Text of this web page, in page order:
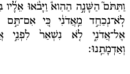
וַתִּתֹּם֮ הַשָּׁנָ֣ה הַהִוא֒ וַיָּבֹ֨אוּ אֵלָ֜יו
לֹֽא־נְכַחֵ֣ד מֵֽאֲדֹנִ֔י כִּ֚י
אֶל־אֲדֹנִ֑י לֹ֤א נִשְׁאַר֙ לִפְנֵ֣י
וְאַדְמָתֵֽנוּ׃